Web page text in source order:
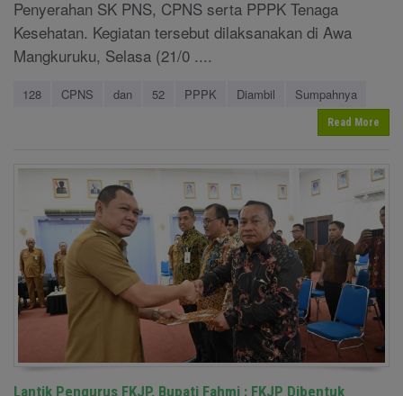
Penyerahan SK PNS, CPNS serta PPPK Tenaga
Kesehatan. Kegiatan tersebut dilaksanakan di Awa
Mangkuruku, Selasa (21/0 ....
128 CPNS dan 52 PPPK Diambil Sumpahnya
Read More
Lantik Pengurus FKJP, Bupati Fahmi : FKJP Dibentuk